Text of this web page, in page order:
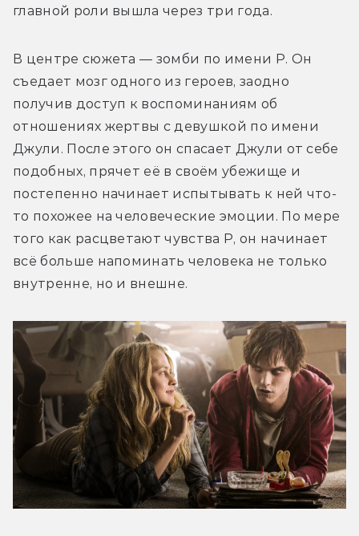
главной роли вышла через три года.
В центре сюжета — зомби по имени Р. Он
съедает мозг одного из героев, заодно
получив доступ к воспоминаниям об
отношениях жертвы с девушкой по имени
Джули. После этого он спасает Джули от себе
подобных, прячет её в своём убежище и
постепенно начинает испытывать к ней что-
то похожее на человеческие эмоции. По мере
того как расцветают чувства Р, он начинает
всё больше напоминать человека не только
внутренне, но и внешне.